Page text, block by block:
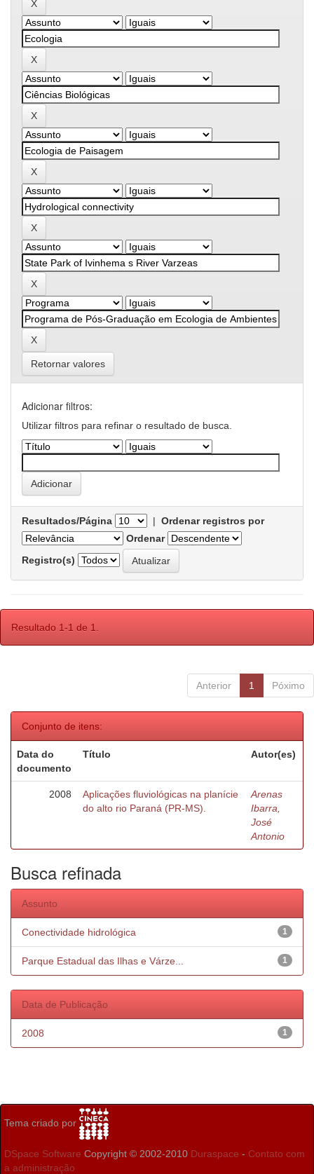
Retornar valores
Adicionar filtros:
Utilizar filtros para refinar o resultado de busca.
Resultados/Página | Ordenar registros por
Ordenar
Registro(s)
Resultado 1-1 de 1.
Anterior 1 Póximo
Conjunto de itens:
Data do
documento
Título Autor(es)
2008
Aplicações fluviológicas na planície
do alto rio Paraná (PR-MS).
Arenas
Ibarra,
José
Antonio
Busca refinada
Assunto
1
Conectividade hidrológica
1
Parque Estadual das Ilhas e Várze...
Data de Publicação
1
2008
Tema criado por
DSpace Software Copyright © 2002-2010 Duraspace - Contato com
a administração